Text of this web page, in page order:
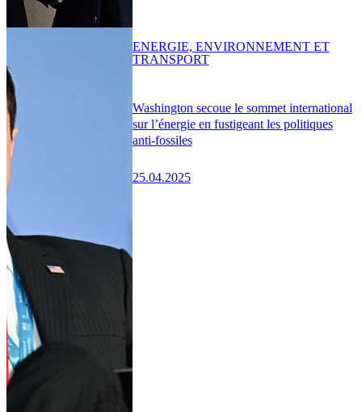
Washington secoue le sommet international
sur l’énergie en fustigeant les politiques
anti-fossiles
25.04.2025
ENERGIE, ENVIRONNEMENT ET
TRANSPORT